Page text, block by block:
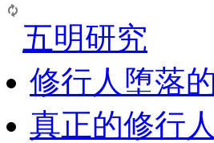
五明研究
修行人堕落
真正的修行